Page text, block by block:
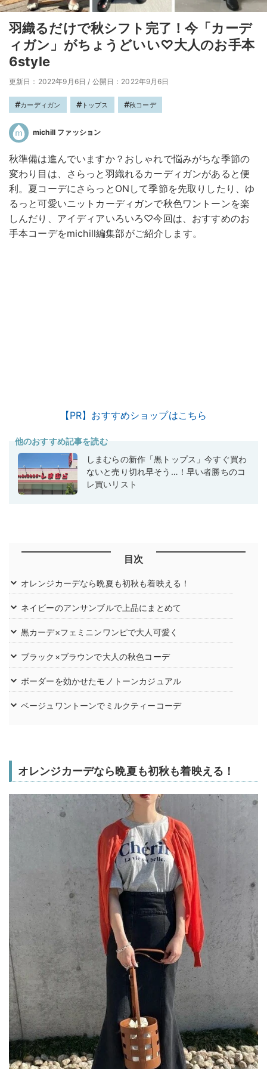
羽織るだけで秋シフト完了！今「カーデ
ィガン」がちょうどいい♡大人のお手本
6style
更新日：2022年9月6日 / 公開日：2022年9月6日
カーディガン トップス 秋コーデ
michill ファッション
秋準備は進んでいますか？おしゃれで悩みがちな季節の
変わり目は、さらっと羽織れるカーディガンがあると便
利。夏コーデにさらっとONして季節を先取りしたり、ゆ
るっと可愛いニットカーディガンで秋色ワントーンを楽
しんだり、アイディアいろいろ♡今回は、おすすめのお
手本コーデをmichill編集部がご紹介します。
【PR】おすすめショップはこちら
他のおすすめ記事を読む
しまむらの新作「黒トップス」今すぐ買わ
ないと売り切れ早そう…！早い者勝ちのコ
レ買いリスト
目次
オレンジカーデなら晩夏も初秋も着映える！
ネイビーのアンサンブルで上品にまとめて
黒カーデ×フェミニンワンピで大人可愛く
ブラック×ブラウンで大人の秋色コーデ
ボーダーを効かせたモノトーンカジュアル
ベージュワントーンでミルクティーコーデ
オレンジカーデなら晩夏も初秋も着映える！